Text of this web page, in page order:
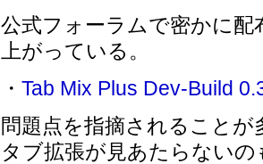
公式フォーラムで密かに
上がっている。
・ Tab Mix Plus Dev-Build
問題点を指摘されること
タブ拡張が見あたらないの